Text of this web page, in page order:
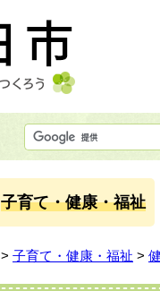
子育て・健康・福祉
> 子育て・健康・福祉 >